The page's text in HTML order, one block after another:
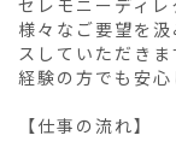
セレモニーディ
様々なご要望を
スしていただき
経験の方でも安心
【仕事の流れ】